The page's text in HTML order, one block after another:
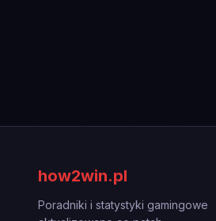
how2win.pl
Poradniki i statystyki gamingowe